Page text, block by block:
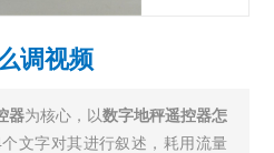
调视频
器为核心，以数字地秤遥控器怎
文字对其进行叙述，耗用流量